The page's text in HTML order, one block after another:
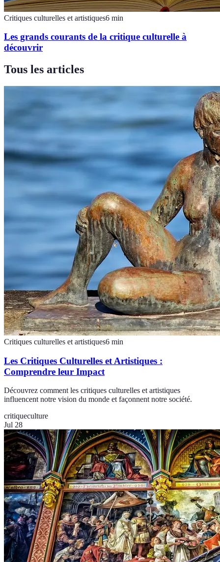
Critiques culturelles et artistiques6 min
Les grands courants de la critique culturelle à
découvrir
Tous les articles
Critiques culturelles et artistiques6 min
Les Critiques Culturelles et Artistiques :
Comprendre leur Impact
Découvrez comment les critiques culturelles et artistiques
influencent notre vision du monde et façonnent notre société.
critiqueculture
Jul 28